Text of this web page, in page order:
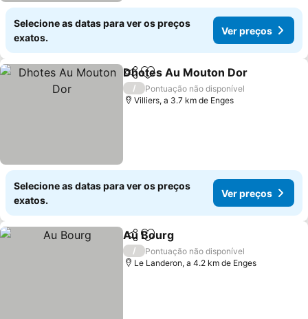
Selecione as datas para ver os preços
exatos.
Ver preços
PartilharAdicionar aos favoritos
Dhotes Au Mouton Dor
/
Pontuação não disponível
Villiers, a 3.7 km de Enges
Selecione as datas para ver os preços
exatos.
Ver preços
PartilharAdicionar aos favoritos
Au Bourg
/
Pontuação não disponível
Le Landeron, a 4.2 km de Enges